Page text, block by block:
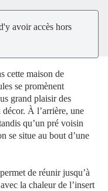
avoir accès hors
cette maison de
se promènent
grand plaisir des
À l’arrière, une
qu’un pré voisin
se situe au bout d’une
de réunir jusqu’à
la chaleur de l’insert